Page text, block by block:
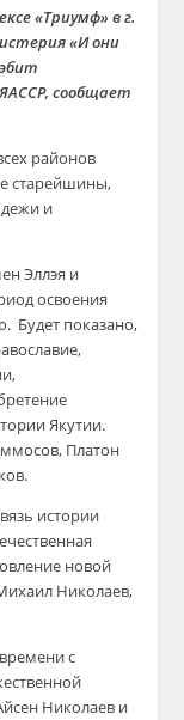
«Триумф» в г.
«И они
сообщает
районов
старейшины,
и
Эллэя и
освоения
Будет показано,
Якутии.
, Платон
.
истории
новой
Николаев,
с
Николаев и